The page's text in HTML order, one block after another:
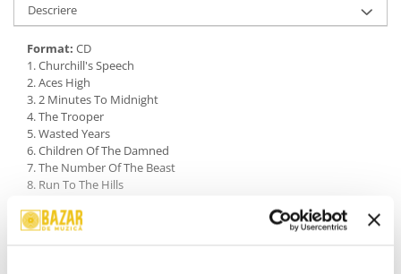
Descriere
Format: CD
1. Churchill's Speech
2. Aces High
3. 2 Minutes To Midnight
4. The Trooper
5. Wasted Years
6. Children Of The Damned
7. The Number Of The Beast
8. Run To The Hills
10. The Evil That Men Do
11. Wrathchild